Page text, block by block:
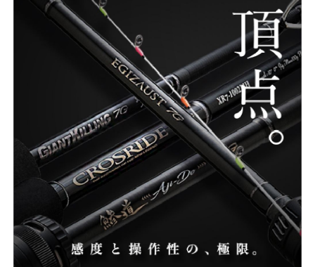
NEW
PRODUCT
OTHER
ONLINE SHOP
OVERSEAS